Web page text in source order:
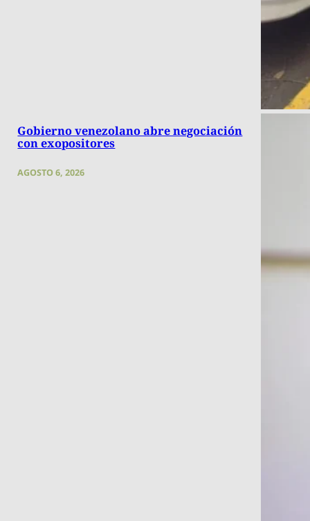
Gobierno venezolano abre negociación
con exopositores
AGOSTO 6, 2026